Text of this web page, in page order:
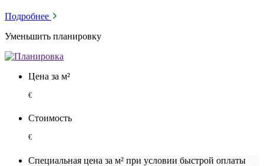
Подробнее
Уменьшить планировку
Цена за м²
€
Стоимость
€
Специальная цена за м² при условии быстрой оплаты